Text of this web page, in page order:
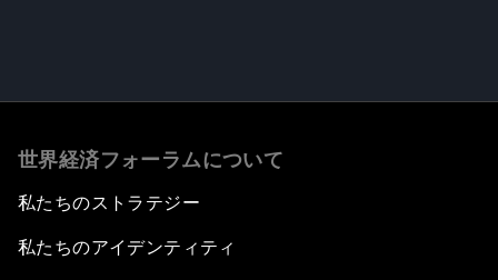
世界経済フォーラムについて
私たちのストラテジー
私たちのアイデンティティ